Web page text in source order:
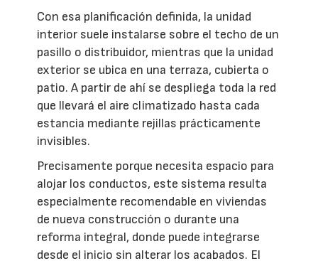
Con esa planificación definida, la unidad
interior suele instalarse sobre el techo de un
pasillo o distribuidor, mientras que la unidad
exterior se ubica en una terraza, cubierta o
patio. A partir de ahí se despliega toda la red
que llevará el aire climatizado hasta cada
estancia mediante rejillas prácticamente
invisibles.
Precisamente porque necesita espacio para
alojar los conductos, este sistema resulta
especialmente recomendable en viviendas
de nueva construcción o durante una
reforma integral, donde puede integrarse
desde el inicio sin alterar los acabados. El